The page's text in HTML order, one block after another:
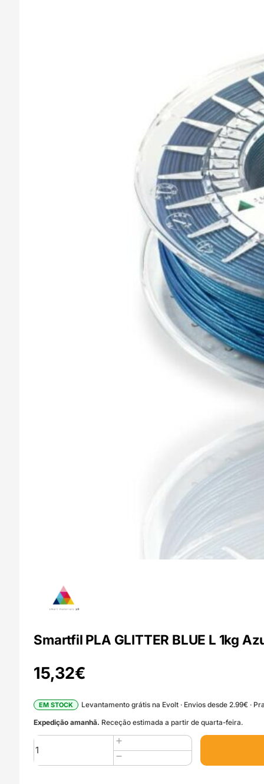
Smartfil PLA GLITTER BLUE L 1kg
15,32€
EM STOCK
Levantamento grátis na Evolt · Envios desde 2.99€ ·
Expedição amanhã. Receção estimada a partir de quarta-feira.
Quantidade
de
Smartfil